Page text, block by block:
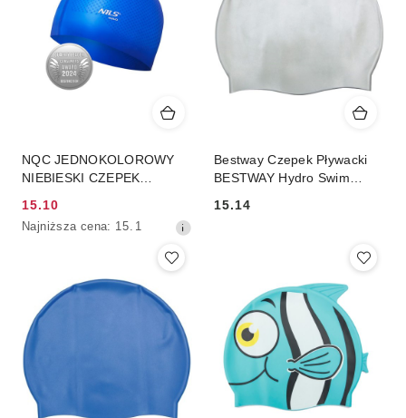
NQC JEDNOKOLOROWY
NIEBIESKI CZEPEK
AQUA
promocyjna:
15.10
Najniższa
przed
obniżką
Najniższa cena: 15.1
Bestway Czepek Pływacki
BESTWAY Hydro Swim
15.14